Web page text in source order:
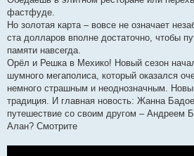
фастфуде.
Но золотая карта – вовсе не означает
ста долларов вполне достаточно, чтобы
памяти навсегда.
Орёл и Решка в Мехико! Новый сезон
шумного мегаполиса, который оказался
немного страшным и неоднозначным.
традиция. И главная новость: Жанна
путешествие со своим другом – Андреем
Алан? Смотрите